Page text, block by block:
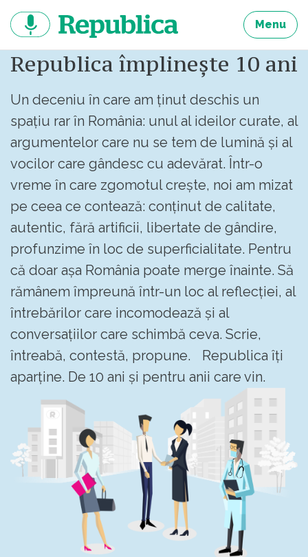
continut
Menu
Republica împlinește 10 ani
Un deceniu în care am ținut deschis un
spațiu rar în România: unul al ideilor curate, al
argumentelor care nu se tem de lumină și al
vocilor care gândesc cu adevărat. Într-o
vreme în care zgomotul crește, noi am mizat
pe ceea ce contează: conținut de calitate,
autentic, fără artificii, libertate de gândire,
profunzime în loc de superficialitate. Pentru
că doar așa România poate merge înainte. Să
rămânem împreună într-un loc al reflecției, al
întrebărilor care incomodează și al
conversațiilor care schimbă ceva. Scrie,
întreabă, contestă, propune. Republica îți
aparține. De 10 ani și pentru anii care vin.